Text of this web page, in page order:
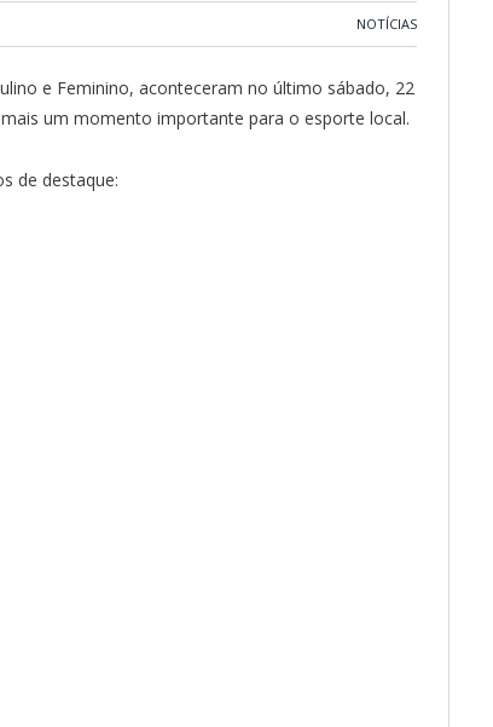
NOTÍCIAS
e Feminino, aconteceram no último sábado, 22
um momento importante para o esporte local.
de destaque: